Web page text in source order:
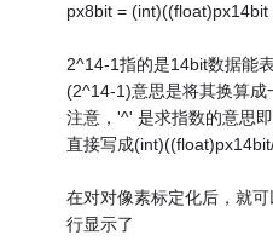
px8bit =
2^14-1指的是14bit数据能
(2^14-1)意思是将其换算成
注意，'^' 是求指数的意思
直接写成
在对对像素标定化后，就
行显示了